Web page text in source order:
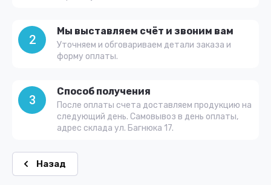
2
Мы выставляем счёт и звоним вам
Уточняем и обговариваем детали заказа и
форму оплаты.
3
Способ получения
После оплаты счета доставляем продукцию на
следующий день. Самовывоз в день оплаты,
адрес склада ул. Багнюка 17.
Назад